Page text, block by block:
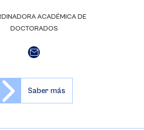
ACADÉMICA DE
DOCTORADOS
Saber más